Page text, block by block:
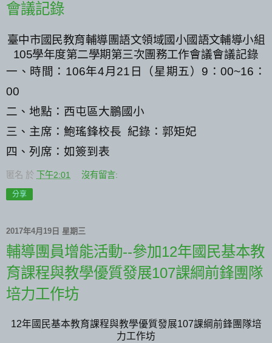
會議記錄
臺中市國民教育輔導團語文領域國小國語文輔導小組
105學年度第二學期第三次團務工作會議會議記錄
一、時間： 106年4月 21 日（星期五） 9 ：00~16 ：
00
二、地點：西屯區大鵬國小
三、主席：鮑瑤鋒校長 紀錄：郭矩妃
四、列席：如簽到表
匿名 於 下午2:01 沒有留言:
分享
2017年4月19日 星期三
輔導團員增能活動--參加12年國民基本教
育課程與教學優質發展107課綱前鋒團隊
培力工作坊
12年國民基本教育課程與教學優質發展107課綱前鋒團隊培
力工作坊